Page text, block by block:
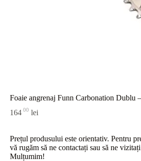
Foaie angrenaj Funn Carbonation Dublu
164 00 lei
Prețul produsului este orientativ. Pentru
vă rugăm să ne contactați sau să ne
Mulțumim!